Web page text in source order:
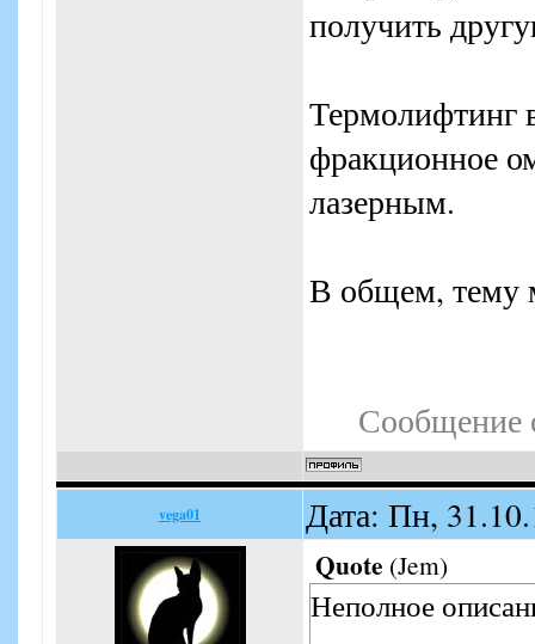
получить
Термолифтинг
фракционное
лазерным.
В общем, тему
Сообщение
vega01 Дата: Пн,
Quote (Jem)
Неполное